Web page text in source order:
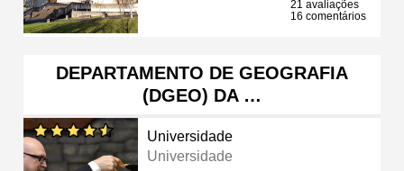
21 avaliações
16 comentários
DEPARTAMENTO DE GEOGRAFIA
(DGEO) DA …
Universidade
Universidade